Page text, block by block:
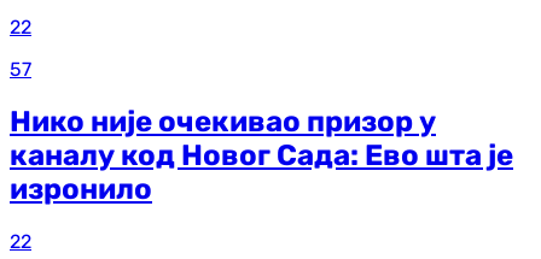
22
57
Нико није очекивао призор у
каналу код Новог Сада: Ево шта је
изронило
22